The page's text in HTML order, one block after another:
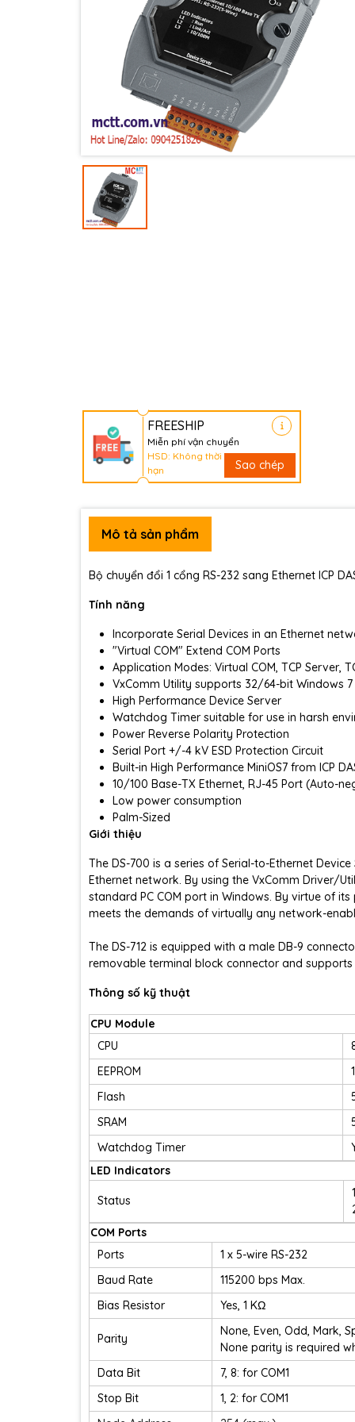
FREESHIP
Miễn phí vận chuyển
HSD: Không thời
hạn
Sao chép
Mô tả sản phẩm
Bộ chuyển đổi 1 cổng RS-232 sang Ethernet ICP
Tính năng
Incorporate Serial Devices in an Ethernet
"Virtual COM" Extend COM Ports
Application Modes: Virtual COM, TCP Server,
VxComm Utility supports 32/64-bit Windows 7
High Performance Device Server
Watchdog Timer suitable for use in harsh
Power Reverse Polarity Protection
Serial Port +/-4 kV ESD Protection Circuit
Built-in High Performance MiniOS7 from ICP
10/100 Base-TX Ethernet, RJ-45 Port (Auto-
Low power consumption
Palm-Sized
Giới thiệu
The DS-700 is a series of Serial-to-Ethernet
Ethernet network. By using the VxComm Driver/
standard PC COM port in Windows. By virtue of
meets the demands of virtually any network-
The DS-712 is equipped with a male DB-9
removable terminal block connector and
Thông số kỹ thuật
CPU Module
CPU
EEPROM
Flash
SRAM
Watchdog Timer
LED Indicators
Status
COM Ports
Ports
1 x 5-wire RS-232
Baud Rate
115200 bps Max.
Bias Resistor
Yes, 1 KΩ
Parity
None, Even, Odd, Mark,
None parity is required
Data Bit
7, 8: for COM1
Stop Bit
1, 2: for COM1